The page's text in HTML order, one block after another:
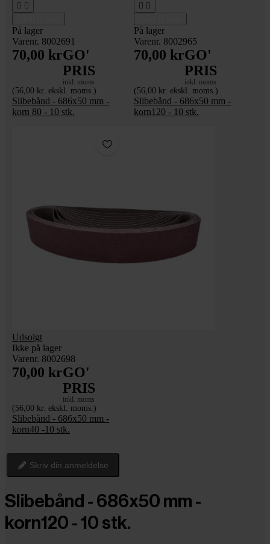
 
På lager
Varenr. 8002691
70,00 krGO'
PRIS
inkl. moms
(56,00 kr. ekskl. moms.)
Slibebånd - 686x50 mm -
korn 80 - 10 stk.
 
På lager
Varenr. 8002965
70,00 krGO'
PRIS
inkl. moms
(56,00 kr. ekskl. moms.)
Slibebånd - 686x50 mm -
korn120 - 10 stk.
Udsolgt
Ikke på lager
Varenr. 8002698
70,00 krGO'
PRIS
inkl. moms
(56,00 kr. ekskl. moms.)
Slibebånd - 686x50 mm -
korn40 -10 stk.
Skriv din anmeldelse
Slibebånd - 686x50 mm -
korn120 - 10 stk.